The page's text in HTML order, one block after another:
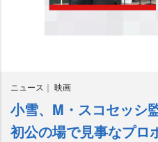
ニュース 映画
小雪、M・スコセッシ
初公の場で見事なプロ